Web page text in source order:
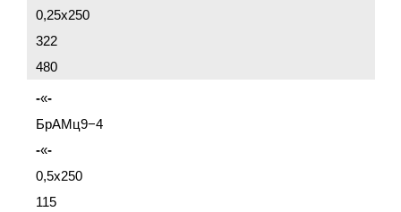
0,25x250
322
480
-«-
БрАМц9−4
-«-
0,5x250
115